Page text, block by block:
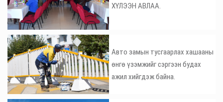
ХҮЛЭЭН АВЛАА.
Авто замын тусгаарлах хашааны
өнгө үзэмжийг сэргээн будах
ажил хийгдэж байна.